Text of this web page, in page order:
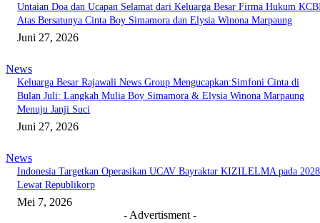
Untaian Doa dan Ucapan Selamat dari Keluarga Besar Firma Hukum
Atas Bersatunya Cinta Boy Simamora dan Elysia Winona Marpaung
Juni 27, 2026
News
Keluarga Besar Rajawali News Group Mengucapkan:Simfoni Cinta di
Bulan Juli: Langkah Mulia Boy Simamora & Elysia Winona Marpaung
Menuju Janji Suci
Juni 27, 2026
News
Indonesia Targetkan Operasikan UCAV Bayraktar KIZILELMA pada 2028
Lewat Republikorp
Mei 7, 2026
- Advertisment -